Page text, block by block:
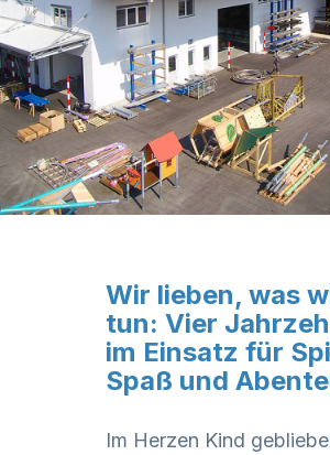
Wir lieben, was
tun: Vier
im Einsatz für
Spaß und
Im Herzen Kind